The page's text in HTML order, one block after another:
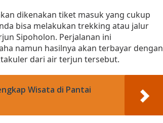
dikenakan tiket masuk yang cukup
bisa melakukan trekking atau jalur
Sipoholon. Perjalanan ini
namun hasilnya akan terbayar dengan
dari air terjun tersebut.
Wisata di Pantai